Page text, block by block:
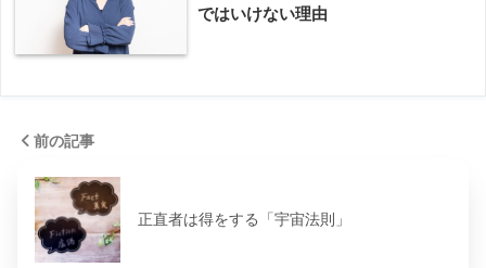
ではいけない理由
前の記事
正直者は得をする「宇宙法則」